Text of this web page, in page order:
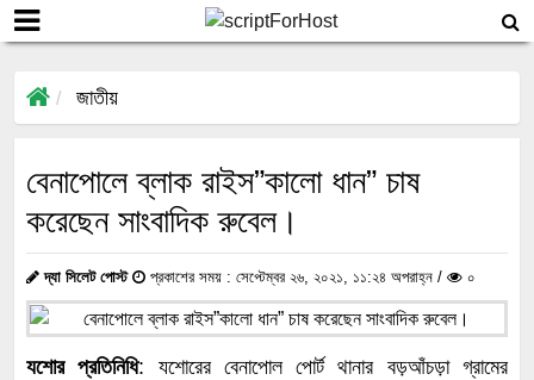
জাতীয়
বেনাপোলে ব্লাক রাইস”কালো ধান” চাষ
করেছেন সাংবাদিক রুবেল।
দ্যা সিলেট পোস্ট প্রকাশের সময় : সেপ্টেম্বর ২৬, ২০২১, ১১:২৪ অপরাহ্ন / ০
যশোর প্রতিনিধি: যশোরের বেনাপোল পোর্ট থানার বড়আঁচড়া গ্রামের